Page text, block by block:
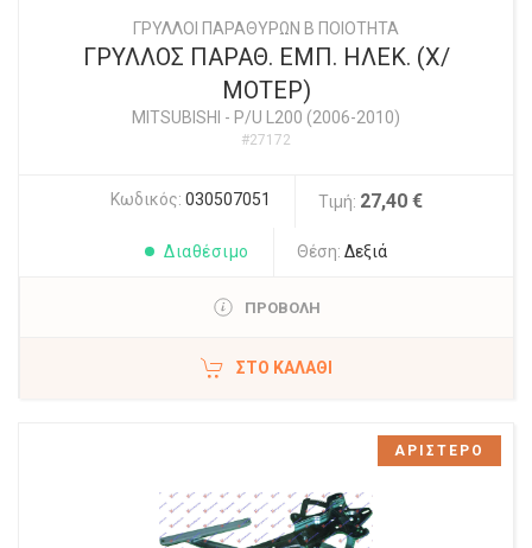
ΓΡΥΛΛΟΙ ΠΑΡΑΘΥΡΩΝ Β ΠΟΙΟΤΗΤΑ
ΓΡΥΛΛΟΣ ΠΑΡΑΘ. ΕΜΠ. ΗΛΕΚ. (Χ/
ΜΟΤΕΡ)
MITSUBISHI - P/U L200 (2006-2010)
#27172
Κωδικός: 030507051 Τιμή: 27,40 €
Διαθέσιμο Θέση: Δεξιά
ΠΡΟΒΟΛΗ
ΣΤΟ ΚΑΛΆΘΙ
ΑΡΙΣΤΕΡΟ